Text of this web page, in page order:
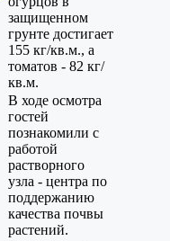
защищенном
грунте достигает
155 кг/кв.м., а
томатов - 82 кг/
кв.м.
В ходе осмотра
гостей
познакомили с
работой
растворного
узла - центра по
поддержанию
качества почвы
растений.